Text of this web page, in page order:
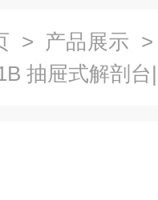
> 产品展示
抽屉式解剖